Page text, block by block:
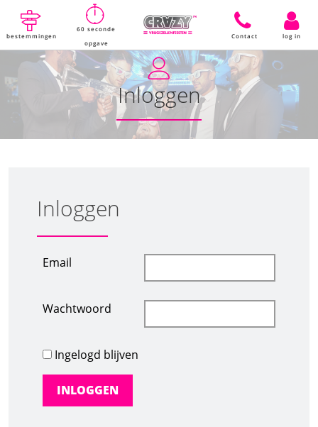
bestemmingen
60 seconde
opgave
Contact log in
Inloggen
Inloggen
Email
Wachtwoord
Ingelogd blijven